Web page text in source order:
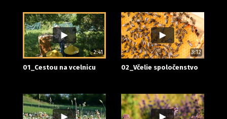
2:41
01_Cestou na vcelnicu
3:12
02_Včelie spoločenstvo